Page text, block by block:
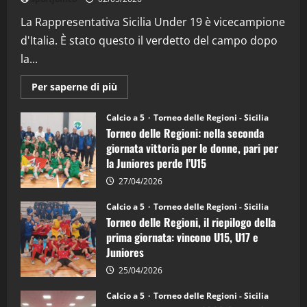
08/04/2026
La Rappresentativa Sicilia Under 19 è vicecampione
d'Italia. È stato questo il verdetto del campo dopo
la...
Per saperne di più
informazioni
Torneo
delle
Regioni
di
calcio
a
5:
la
Juniores
è
vicecampione
d’Italia
Calcio a 5 Torneo delle Regioni - Sicilia
Torneo delle Regioni: nella seconda
giornata vittoria per le donne, pari per
la Juniores perde l’U15
27/04/2026
Calcio a 5 Torneo delle Regioni - Sicilia
Torneo delle Regioni, il riepilogo della
prima giornata: vincono U15, U17 e
Juniores
25/04/2026
Calcio a 5 Torneo delle Regioni - Sicilia